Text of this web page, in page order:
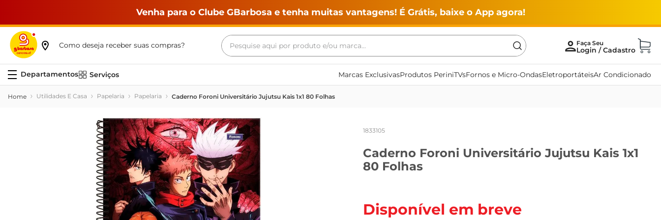
Venha para o Clube GBarbosa e tenha muitas vantagens! É Grátis, baixe o App agora!
Como deseja receber suas compras?
Pesquise aqui por produto e/ou marca...
Serviços Marcas ExclusivasProdutos PeriniTVsFornos e Micro-OndasEletroportáteisAr Condicionado
Utilidades E Casa Papelaria Papelaria Caderno Foroni Universitário Jujutsu Kais 1x1 80 Folhas
1833105
Caderno Foroni Universitário Jujutsu Kais 1x1
80 Folhas
Disponível em breve
Termos mais buscados
maquina lavar
fogao
café
cerveja
frango
leite
vinho